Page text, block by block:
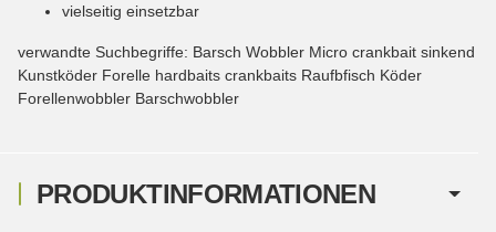
PRODUKTINFORMATIONEN
vielseitig einsetzbar
verwandte Suchbegriffe: Barsch Wobbler Micro crankbait sinkend
Kunstköder Forelle hardbaits crankbaits Raufbfisch Köder
Forellenwobbler Barschwobbler